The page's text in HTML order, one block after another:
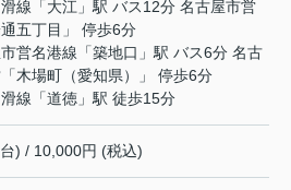
線 「大江 」駅 バス12分 名古屋市営
通五丁目」 停歩6分
営名港線 「築地口 」駅 バス6分 名古
木場町（愛知県）」 停歩6分
線 「道徳 」駅 徒歩15分
) / 10,000円 (税込)